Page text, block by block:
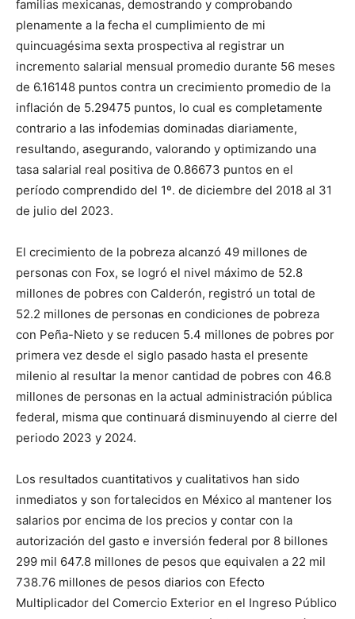
familias mexicanas, demostrando y comprobando
plenamente a la fecha el cumplimiento de mi
quincuagésima sexta prospectiva al registrar un
incremento salarial mensual promedio durante 56 meses
de 6.16148 puntos contra un crecimiento promedio de la
inflación de 5.29475 puntos, lo cual es completamente
contrario a las infodemias dominadas diariamente,
resultando, asegurando, valorando y optimizando una
tasa salarial real positiva de 0.86673 puntos en el
período comprendido del 1º. de diciembre del 2018 al 31
de julio del 2023.
El crecimiento de la pobreza alcanzó 49 millones de
personas con Fox, se logró el nivel máximo de 52.8
millones de pobres con Calderón, registró un total de
52.2 millones de personas en condiciones de pobreza
con Peña-Nieto y se reducen 5.4 millones de pobres por
primera vez desde el siglo pasado hasta el presente
milenio al resultar la menor cantidad de pobres con 46.8
millones de personas en la actual administración pública
federal, misma que continuará disminuyendo al cierre del
periodo 2023 y 2024.
Los resultados cuantitativos y cualitativos han sido
inmediatos y son fortalecidos en México al mantener los
salarios por encima de los precios y contar con la
autorización del gasto e inversión federal por 8 billones
299 mil 647.8 millones de pesos que equivalen a 22 mil
738.76 millones de pesos diarios con Efecto
Multiplicador del Comercio Exterior en el Ingreso Público